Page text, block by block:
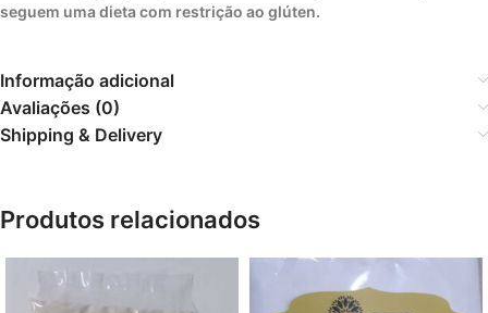
seguem uma dieta com restrição ao glúten.
Informação adicional
Avaliações (0)
Shipping & Delivery
Produtos relacionados